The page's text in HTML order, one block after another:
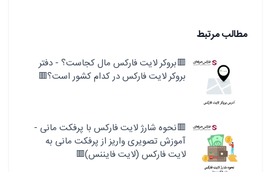
مطالب مرتبط
🟥بروکر لایت فارکس مال کجاست؟ - دفتر
بروکر لایت فارکس در کدام کشور است؟🟥
🟥نحوه شارژ لایت فارکس با پرفکت مانی -
آموزش تصویری واریز از پرفکت مانی به
لایت فارکس (لایت فایننس)🟥